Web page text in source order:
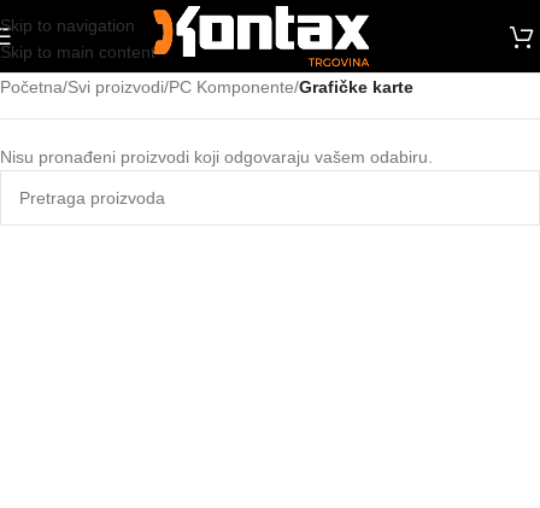
Skip to navigation
Skip to main content
Početna/Svi proizvodi/PC Komponente/Grafičke karte
Nisu pronađeni proizvodi koji odgovaraju vašem odabiru.